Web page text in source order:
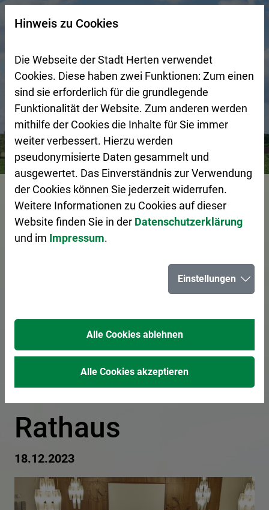
Zur Startseite (Schnelltaste 0)
Zum Seitenanfang springen (Schnelltaste A)
Zur Navigation/Menü springen (Schnelltaste M)
Zur Suche springen (Schnelltaste 8)
Zum Inhalt springen (Schnelltaste I)
Zum Fußbereich springen (Schnelltaste Z)
Bürgerservice Pressemeldungen Stadt Herten
Vorlesen
Stadt Herten
Personen ein -
Übergabe der
Urkunden im
Rathaus
18.12.2023
Suchseite mit Schnellsuche
Hinweis zu Cookies
Die Webseite der Stadt Herten verwendet
Cookies. Diese haben zwei Funktionen: Zum einen
sind sie erforderlich für die grundlegende
Funktionalität der Website. Zum anderen werden
mithilfe der Cookies die Inhalte für Sie immer
weiter verbessert. Hierzu werden
pseudonymisierte Daten gesammelt und
ausgewertet. Das Einverständnis zur Verwendung
der Cookies können Sie jederzeit widerrufen.
Weitere Informationen zu Cookies auf dieser
Website finden Sie in der Datenschutzerklärung
und im Impressum.
Einstellungen
Alle Cookies ablehnen
Alle Cookies akzeptieren